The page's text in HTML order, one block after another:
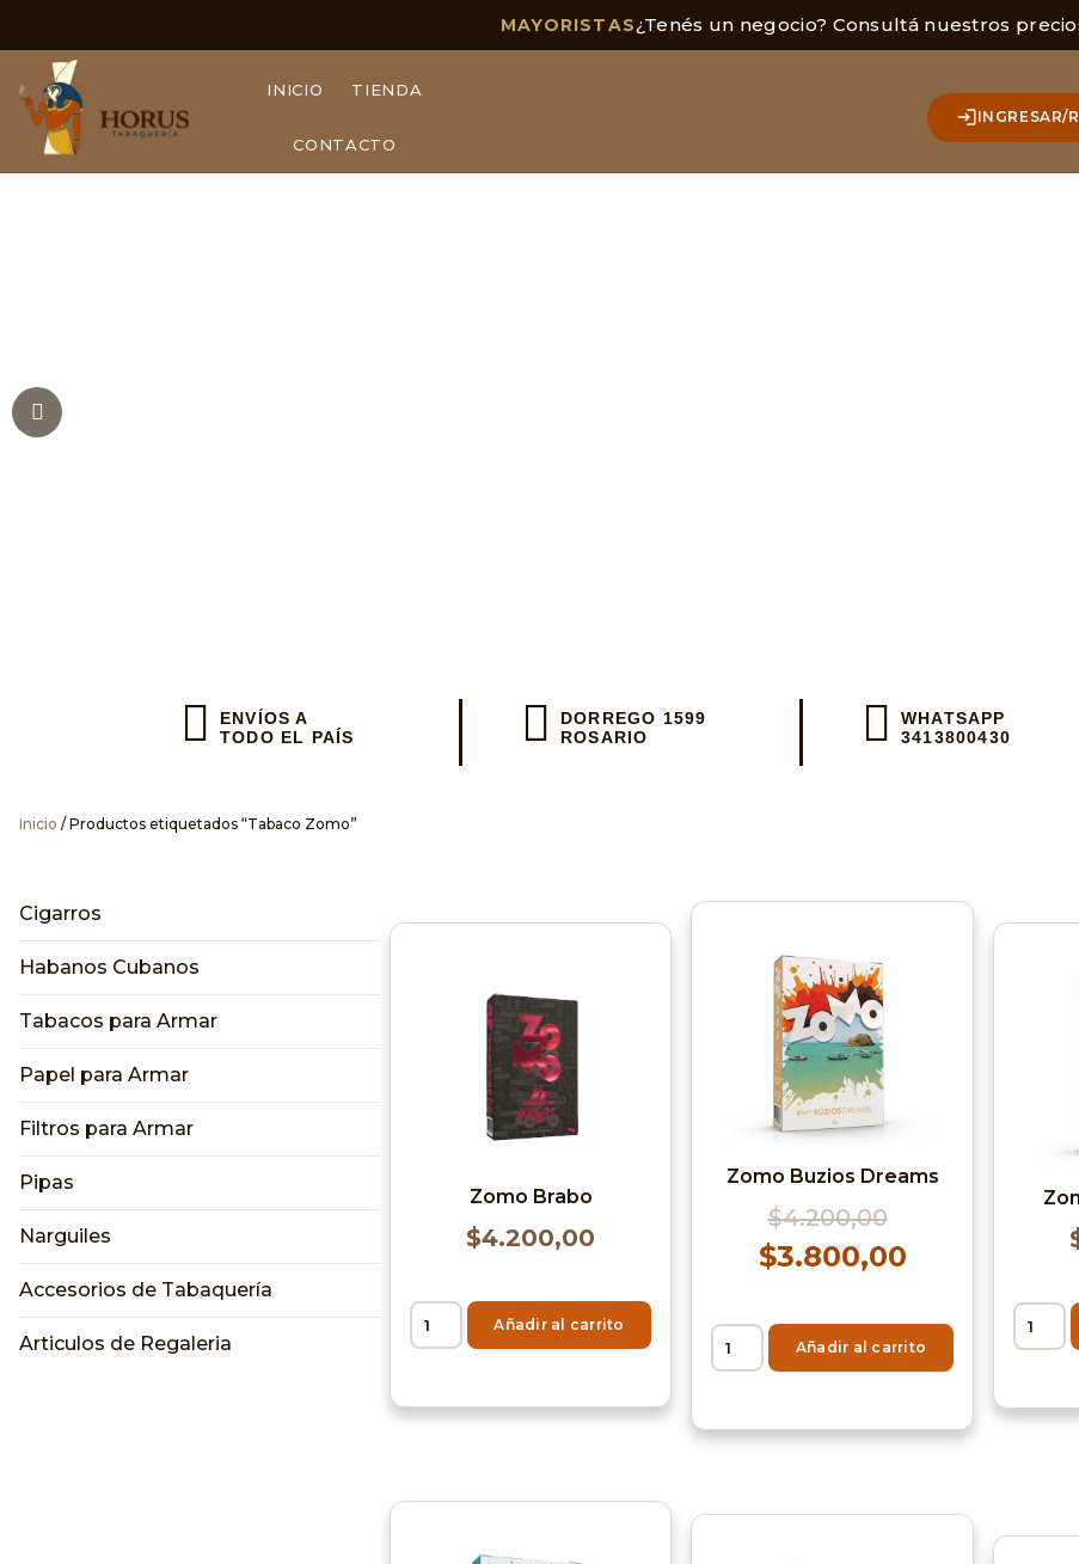
MAYORISTAS¿Tenés un negocio? Consultá nuestros
INICIO TIENDA
CONTACTO
INGRESAR/
Envios en el día en
ENVÍOS A
TODO EL PAÍS
DORREGO 1599
ROSARIO
WHATSAPP
3413800430
Inicio / Productos etiquetados “Tabaco Zomo”
Cigarros
Habanos Cubanos
Tabacos para Armar
Papel para Armar
Filtros para Armar
Pipas
Narguiles
Accesorios de Tabaquería
Articulos de Regaleria
Zomo Brabo
$4.200,00
Añadir al carrito
Zomo Buzios Dreams
$4.200,00
$3.800,00
Añadir al carrito